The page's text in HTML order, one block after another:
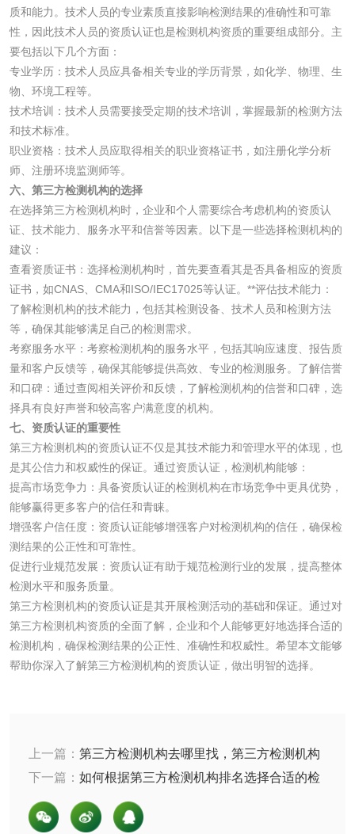
质和能力。技术人员的专业素质直接影响检测结果的准确性和可靠
性，因此技术人员的资质认证也是检测机构资质的重要组成部分。主
要包括以下几个方面：
专业学历：技术人员应具备相关专业的学历背景，如化学、物理、生
物、环境工程等。
技术培训：技术人员需要接受定期的技术培训，掌握最新的检测方法
和技术标准。
职业资格：技术人员应取得相关的职业资格证书，如注册化学分析
师、注册环境监测师等。
六、第三方检测机构的选择
在选择第三方检测机构时，企业和个人需要综合考虑机构的资质认
证、技术能力、服务水平和信誉等因素。以下是一些选择检测机构的
建议：
查看资质证书：选择检测机构时，首先要查看其是否具备相应的资质
证书，如CNAS、CMA和ISO/IEC17025等认证。**评估技术能力：
了解检测机构的技术能力，包括其检测设备、技术人员和检测方法
等，确保其能够满足自己的检测需求。
考察服务水平：考察检测机构的服务水平，包括其响应速度、报告质
量和客户反馈等，确保其能够提供高效、专业的检测服务。了解信誉
和口碑：通过查阅相关评价和反馈，了解检测机构的信誉和口碑，选
择具有良好声誉和较高客户满意度的机构。
七、资质认证的重要性
第三方检测机构的资质认证不仅是其技术能力和管理水平的体现，也
是其公信力和权威性的保证。通过资质认证，检测机构能够：
提高市场竞争力：具备资质认证的检测机构在市场竞争中更具优势，
能够赢得更多客户的信任和青睐。
增强客户信任度：资质认证能够增强客户对检测机构的信任，确保检
测结果的公正性和可靠性。
促进行业规范发展：资质认证有助于规范检测行业的发展，提高整体
检测水平和服务质量。
第三方检测机构的资质认证是其开展检测活动的基础和保证。通过对
第三方检测机构资质的全面了解，企业和个人能够更好地选择合适的
检测机构，确保检测结果的公正性、准确性和权威性。希望本文能够
帮助你深入了解第三方检测机构的资质认证，做出明智的选择。
上一篇： 第三方检测机构去哪里找，第三方检测机构
选择要点
下一篇： 如何根据第三方检测机构排名选择合适的检
测机构
工业用氯化铵检测
墨检测
玻璃画颜料检测 儿童水粉画颜料检
油品
油品检测 润滑油检测
生物柴油检测 生物质燃料检测
测
齿轮油检测
食品接触
食品接触材料检测 奶嘴检测
食品包装材料检测 餐具检测
食品蒸煮复合膜、
袋检测